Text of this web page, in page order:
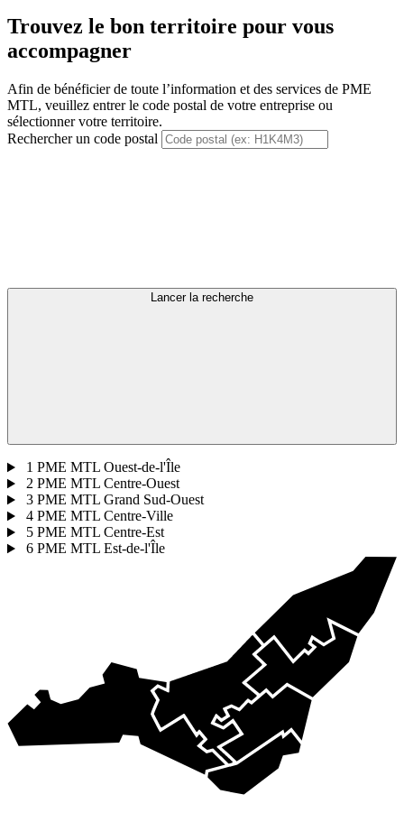
Trouvez le bon territoire pour vous
accompagner
Afin de bénéficier de toute l’information et des services de PME
MTL, veuillez entrer le code postal de votre entreprise ou
sélectionner votre territoire.
Rechercher un code postal
Lancer la recherche
1 PME MTL Ouest-de-l'Île
2 PME MTL Centre-Ouest
3 PME MTL Grand Sud-Ouest
4 PME MTL Centre-Ville
5 PME MTL Centre-Est
6 PME MTL Est-de-l'Île